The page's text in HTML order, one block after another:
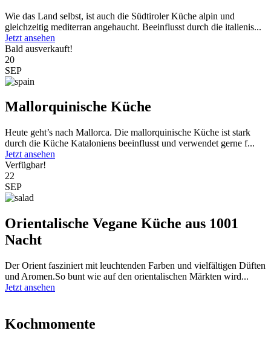
Wie das Land selbst, ist auch die Südtiroler Küche alpin und
gleichzeitig mediterran angehaucht. Beeinflusst durch die italienis...
Jetzt ansehen
Bald ausverkauft!
20
SEP
Mallorquinische Küche
Heute geht’s nach Mallorca. Die mallorquinische Küche ist stark
durch die Küche Kataloniens beeinflusst und verwendet gerne f...
Jetzt ansehen
Verfügbar!
22
SEP
Orientalische Vegane Küche aus 1001
Nacht
Der Orient fasziniert mit leuchtenden Farben und vielfältigen Düften
und Aromen.So bunt wie auf den orientalischen Märkten wird...
Jetzt ansehen
Kochmomente